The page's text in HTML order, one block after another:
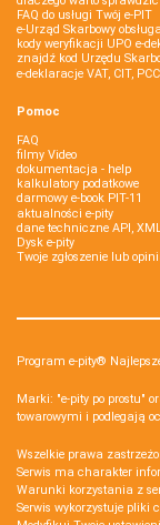
FAQ do usługi Twój e-PIT
e-Urząd Skarbowy
kody weryfikacji UPO e-
znajdź kod Urzędu
e-deklaracje VAT, CIT,
Pomoc
FAQ
filmy Video
dokumentacja - help
kalkulatory podatkowe
darmowy e-book PIT-11
aktualności e-pity
dane techniczne API,
Dysk e-pity
Twoje zgłoszenie lub
Program e-pity®
Marki: "e-pity po prostu"
towarowymi i podlegają
Wszelkie prawa
Serwis ma charakter
Warunki korzystania z
Serwis wykorzystuje pliki